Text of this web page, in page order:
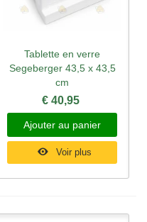
Tablette en verre
Segeberger 43,5 x 43,5
cm
€ 40,95
Ajouter au panier
Voir plus